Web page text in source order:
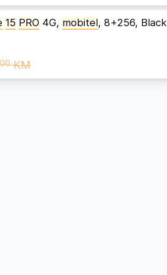
15 PRO 4G, mobitel, 8+256, Black
KM